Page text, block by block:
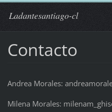
Ladantesantiago-cl
Contacto
Andrea Morales:
Milena Morales: